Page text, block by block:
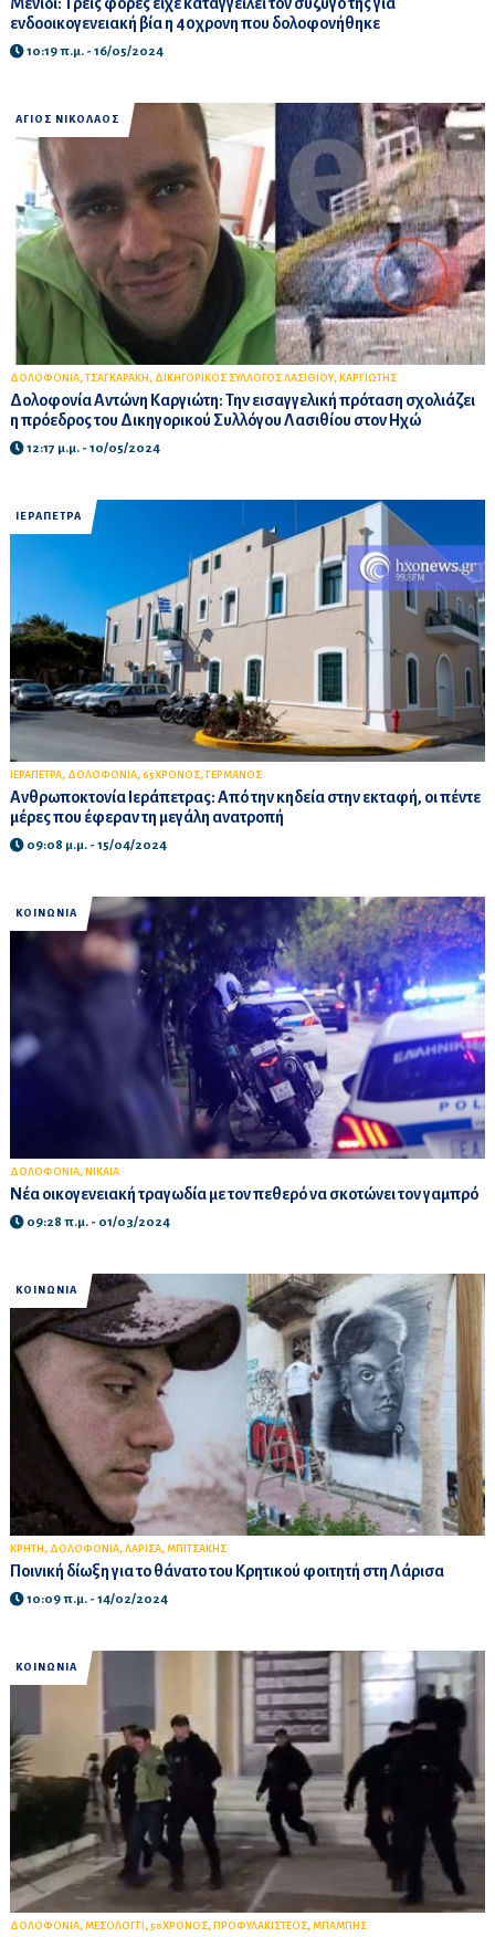
ενδοοικογενειακή βία η 40χρονη που δολοφονήθηκε
10:19 π.μ. - 16/05/2024
ΑΓΙΟΣ ΝΙΚΟΛΑΟΣ
ΔΟΛΟΦΟΝΙΑ, ΤΣΑΓΚΑΡΑΚΗ , ΔΙΚΗΓΟΡΙΚΟΣ ΣΥΛΛΟΓΟΣ ΛΑΣΙΘΙΟΥ, ΚΑΡΓΙΩΤΗΣ
Δολοφονία Αντώνη Καργιώτη: Την εισαγγελική πρόταση σχολιάζει
η πρόεδρος του Δικηγορικού Συλλόγου Λασιθίου στον Ηχώ
12:17 μ.μ. - 10/05/2024
ΙΕΡΑΠΕΤΡΑ
ΙΕΡΑΠΕΤΡΑ, ΔΟΛΟΦΟΝΙΑ, 65ΧΡΟΝΟΣ, ΓΕΡΜΑΝΟΣ
Ανθρωποκτονία Ιεράπετρας: Από την κηδεία στην εκταφή, οι πέντε
μέρες που έφεραν τη μεγάλη ανατροπή
09:08 μ.μ. - 15/04/2024
ΚΟΙΝΩΝΙΑ
ΔΟΛΟΦΟΝΙΑ, ΝΙΚΑΙΑ
Νέα οικογενειακή τραγωδία με τον πεθερό να σκοτώνει τον γαμπρό
09:28 π.μ. - 01/03/2024
ΚΟΙΝΩΝΙΑ
ΚΡΗΤΗ , ΔΟΛΟΦΟΝΙΑ, ΛΑΡΙΣΑ, ΜΠΙΤΣΑΚΗΣ
Ποινική δίωξη για το θάνατο του Κρητικού φοιτητή στη Λάρισα
10:09 π.μ. - 14/02/2024
ΚΟΙΝΩΝΙΑ
ΔΟΛΟΦΟΝΙΑ, ΜΕΣΟΛΟΓΓΙ , 50ΧΡΟΝΟΣ, ΠΡΟΦΥΛΑΚΙΣΤΕΟΣ, ΜΠΑΜΠΗΣ